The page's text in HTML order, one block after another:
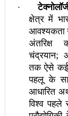
·
क्षेत्र में
आवश्यकता
अंतरिक्ष
चंद्रयान;
तक ऐसे कई
पहलू के
आधारित
विश्व